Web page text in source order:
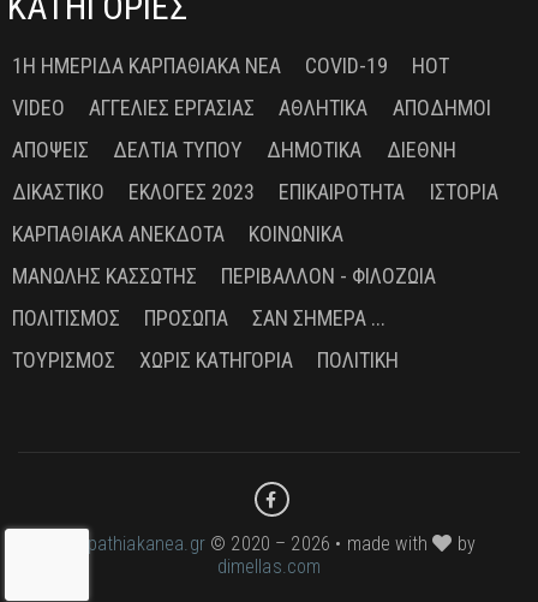
1Η ΗΜΕΡΊΔΑ ΚΑΡΠΑΘΙΑΚΆ ΝΈΑ COVID-19
HOT
VIDEO
ΑΓΓΕΛΊΕΣ ΕΡΓΑΣΊΑΣ ΑΘΛΗΤΙΚΆ
ΑΠΌΔΗΜΟΙ
ΑΠΌΨΕΙΣ
ΔΕΛΤΊΑ ΤΎΠΟΥ ΔΗΜΟΤΙΚΆ
ΔΙΕΘΝΉ
ΔΙΚΑΣΤΙΚΌ
ΕΚΛΟΓΈΣ 2023 ΕΠΙΚΑΙΡΌΤΗΤΑ
ΙΣΤΟΡΊΑ
ΚΑΡΠΑΘΙΑΚΆ ΑΝΈΚΔΟΤΑ
ΚΟΙΝΩΝΙΚΆ
ΜΑΝΏΛΗΣ ΚΑΣΣΏΤΗΣ
ΠΕΡΙΒΆΛΛΟΝ - ΦΙΛΟΖΩΊΑ
ΠΟΛΙΤΙΣΜΌΣ
ΠΡΌΣΩΠΑ
ΣΑΝ ΣΉΜΕΡΑ ...
ΤΟΥΡΙΣΜΌΣ
ΧΩΡΊΣ ΚΑΤΗΓΟΡΊΑ ΠΟΛΙΤΙΚΉ
karpathiakanea.gr© 2020 – 2026 • made with
by
dimellas.com